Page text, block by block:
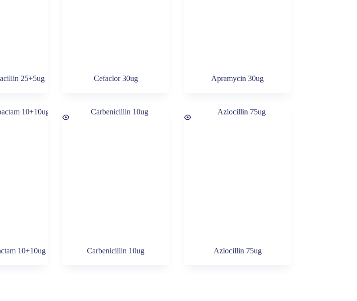
25+5ug Cefaclor 30ug Apramycin 30ug
10+10ug Carbenicillin 10ug Azlocillin 75ug